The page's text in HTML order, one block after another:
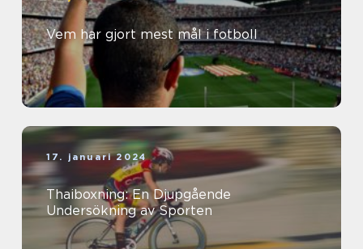
Vem har gjort mest mål i fotboll
17. januari 2024
Thaiboxning: En Djupgående
Undersökning av Sporten